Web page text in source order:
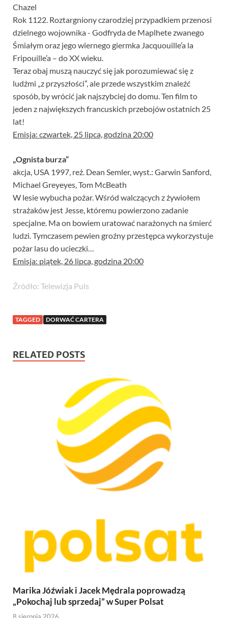
Chazel
Rok 1122. Roztargniony czarodziej przypadkiem przenosi
dzielnego wojownika - Godfryda de Maplhete zwanego
Śmiałym oraz jego wiernego giermka Jacquouille’a la
Fripouille’a – do XX wieku.
Teraz obaj muszą nauczyć się jak porozumiewać się z
ludźmi „z przyszłości”, ale przede wszystkim znaleźć
sposób, by wrócić jak najszybciej do domu. Ten film to
jeden z największych francuskich przebojów ostatnich 25
lat!
Emisja: czwartek, 25 lipca, godzina 20:00
„Ognista burza”
akcja, USA 1997, reż. Dean Semler, wyst.: Garwin Sanford,
Michael Greyeyes, Tom McBeath
W lesie wybucha pożar. Wśród walczących z żywiołem
strażaków jest Jesse, któremu powierzono zadanie
specjalne. Ma on bowiem uratować narażonych na śmierć
ludzi. Tymczasem pewien groźny przestępca wykorzystuje
pożar lasu do ucieczki…
Emisja: piątek, 26 lipca, godzina 20:00
Źródło: Telewizja Puls
TAGGED DORWAĆ CARTERA
RELATED POSTS
Marika Jóźwiak i Jacek Mędrala poprowadzą
„Pokochaj lub sprzedaj” w Super Polsat